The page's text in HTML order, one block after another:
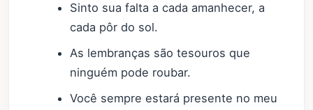
Sinto sua falta a cada amanhecer, a
cada pôr do sol.
As lembranças são tesouros que
ninguém pode roubar.
Você sempre estará presente no meu